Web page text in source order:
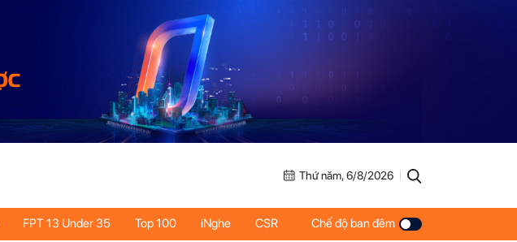
Thứ năm, 6/8/2026
FPT 13 Under 35 Top 100 iNghe CSR Chế độ ban đêm